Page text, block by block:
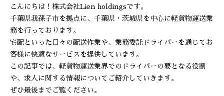
こんにちは！株式会社Lien holdingsです。
千葉県我孫子市を拠点に、千葉県・茨城県を中心に軽貨物運送業
務を行っております。
宅配といった日々の配送作業や、業務委託ドライバーを通じてお
客様に快適なサービスを提供しています。
この記事では、軽貨物運送業界でのドライバーの要となる役割
や、求人に関する情報についてご紹介していきます。
ぜひ最後までご覧ください。